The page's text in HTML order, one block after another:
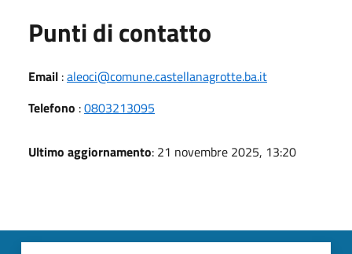
Punti di contatto
Email :aleoci@comune.castellanagrotte.ba.it
Telefono :0803213095
Ultimo aggiornamento: 21 novembre 2025, 13:20